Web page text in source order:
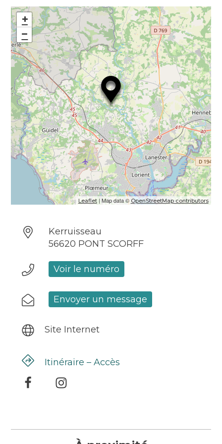
+
−
Leaflet| Map data © OpenStreetMap contributors
Kerruisseau
56620 PONT SCORFF
Voir le numéro
Envoyer un message
Site Internet
Itinéraire – Accès